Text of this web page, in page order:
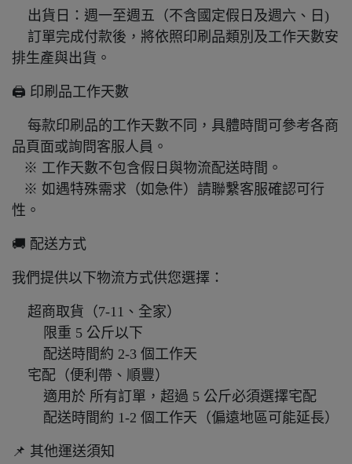
出貨日：週一至週五（不含國定假日及週六、日)
訂單完成付款後，將依照印刷品類別及工作天數安
排生產與出貨。
🖨️ 印刷品工作天數
每款印刷品的工作天數不同，具體時間可參考各商
品頁面或詢問客服人員。
※ 工作天數不包含假日與物流配送時間。
※ 如遇特殊需求（如急件）請聯繫客服確認可行
性。
🚚 配送方式
我們提供以下物流方式供您選擇：
超商取貨（7-11、全家）
限重 5 公斤以下
配送時間約 2-3 個工作天
宅配（便利帶、順豐）
適用於 所有訂單，超過 5 公斤必須選擇宅配
配送時間約 1-2 個工作天（偏遠地區可能延長）
📌 其他運送須知